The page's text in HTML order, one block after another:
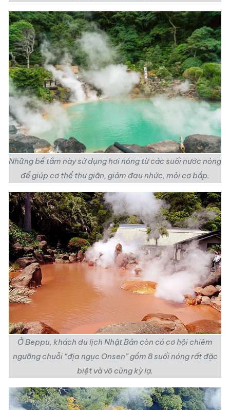
Những bể tắm này sử dụng hơi nóng từ các suối nước nóng
để giúp cơ thể thư giãn, giảm đau nhức, mỏi cơ bắp.
Ở Beppu, khách du lịch Nhật Bản còn có cơ hội chiêm
ngưỡng chuỗi “địa ngục Onsen” gồm 8 suối nóng rất đặc
biệt và vô cùng kỳ lạ.